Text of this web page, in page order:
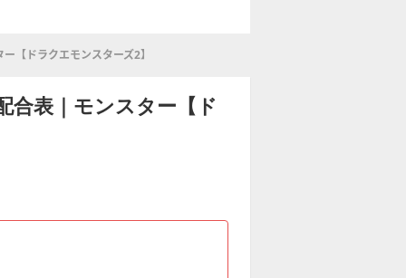
【ドラクエモンスターズ2】
合表｜モンスター【ド